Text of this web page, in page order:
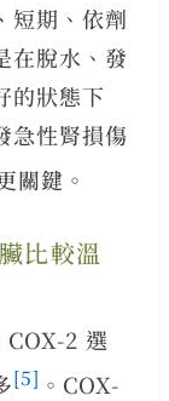
短期、依劑
在脫水、發
的狀態下
急性腎損傷
關鍵。
比較溫
2 選
[5] 。COX-